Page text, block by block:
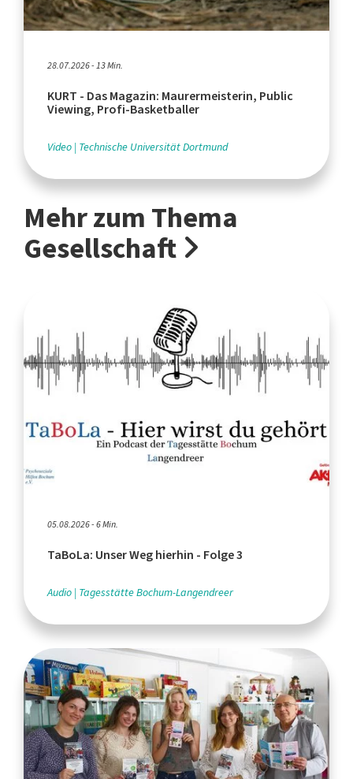
28.07.2026 - 13 Min.
KURT - Das Magazin: Maurermeisterin, Public
Viewing, Profi-Basketballer
Video Technische Universität Dortmund
Mehr zum Thema
Gesellschaft
05.08.2026 - 6 Min.
TaBoLa: Unser Weg hierhin - Folge 3
Audio Tagesstätte Bochum-Langendreer